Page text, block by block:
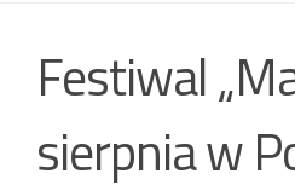
Festiwal
sierpnia w